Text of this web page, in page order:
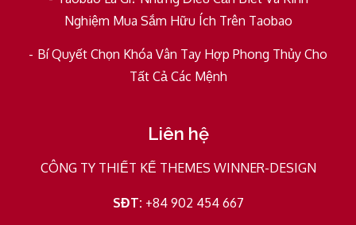
Nghiệm Mua Sắm Hữu Ích Trên Taobao
Bí Quyết Chọn Khóa Vân Tay Hợp Phong Thủy Cho
Tất Cả Các Mệnh
Liên hệ
CÔNG TY THIẾT KẾ THEMES WINNER-DESIGN
SĐT: +84 902 454 667